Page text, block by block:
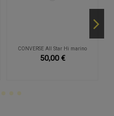
CONVERSE All Star Hi marino
50,00 €